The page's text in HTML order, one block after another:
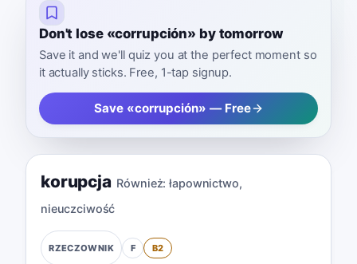
Don't lose «corrupción» by tomorrow
Save it and we'll quiz you at the perfect moment so
it actually sticks. Free, 1-tap signup.
Save «corrupción» — Free
korupcja Również: łapownictwo,
nieuczciwość
RZECZOWNIK F B2